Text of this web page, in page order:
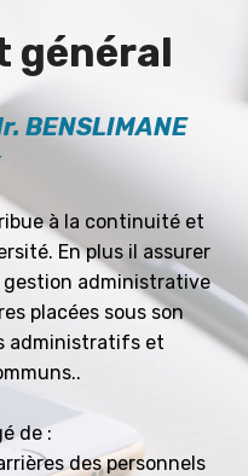
général
BENSLIMANE
à la continuité et
En plus il assurer
administrative
placées sous son
administratifs et
de :
des personnels